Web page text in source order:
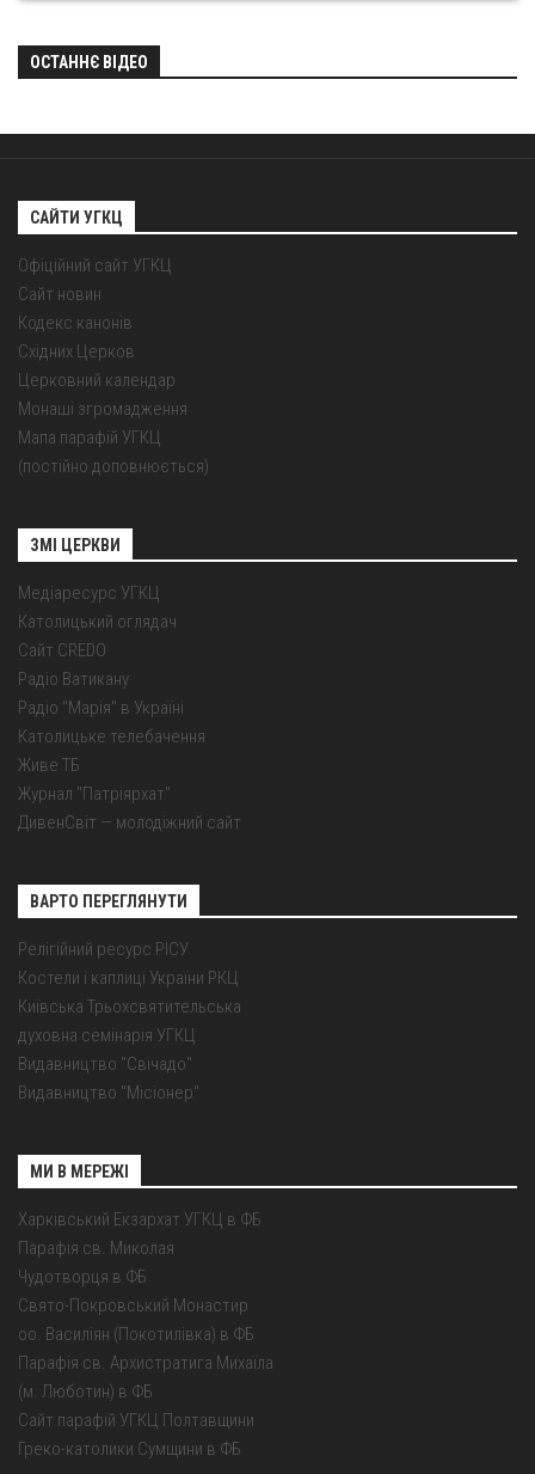
ОСТАННЄ ВІДЕО
САЙТИ УГКЦ
Офіційний сайт УГКЦ
Сайт новин
Кодекс канонів
Східних Церков
Церковний календар
Монаші згромадження
Мапа парафій УГКЦ
(постійно доповнюється)
ЗМІ ЦЕРКВИ
Медіаресурс УГКЦ
Католицький оглядач
Сайт CREDO
Радіо Ватикану
Радіо "Марія" в Україні
Католицьке телебачення
Живе ТБ
Журнал "Патріярхат"
ДивенСвіт — молодіжний сайт
ВАРТО ПЕРЕГЛЯНУТИ
Релігійний ресурс РІСУ
Костели і каплиці України РКЦ
Київська Трьохсвятительська
духовна семінарія УГКЦ
Видавництво "Свічадо"
Видавництво "Місіонер"
МИ В МЕРЕЖІ
Харківський Екзархат УГКЦ в ФБ
Парафія св. Миколая
Чудотворця в ФБ
Свято-Покровський Монастир
оо. Василіян (Покотилівка) в ФБ
Парафія св. Архистратига Михаїла
(м. Люботин) в ФБ
Сайт парафій УГКЦ Полтавщини
Греко-католики Сумщини в ФБ